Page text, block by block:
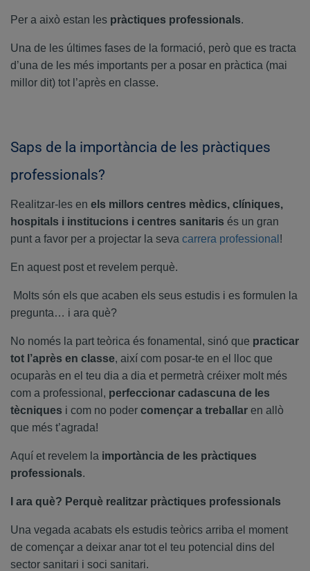
Per a això estan les pràctiques professionals.
Una de les últimes fases de la formació, però que es tracta
d’una de les més importants per a posar en pràctica (mai
millor dit) tot l’après en classe.
Saps de la importància de les pràctiques
professionals?
Realitzar-les en els millors centres mèdics, clíniques,
hospitals i institucions i centres sanitaris és un gran
punt a favor per a projectar la seva carrera professional !
En aquest post et revelem perquè.
Molts són els que acaben els seus estudis i es formulen la
pregunta… i ara què?
No només la part teòrica és fonamental, sinó que practicar
tot l’après en classe, així com posar-te en el lloc que
ocuparàs en el teu dia a dia et permetrà créixer molt més
com a professional, perfeccionar cadascuna de les
tècniques i com no poder començar a treballar en allò
que més t’agrada!
Aquí et revelem la importància de les pràctiques
professionals.
I ara què? Perquè realitzar pràctiques professionals
Una vegada acabats els estudis teòrics arriba el moment
de començar a deixar anar tot el teu potencial dins del
sector sanitari i soci sanitari.